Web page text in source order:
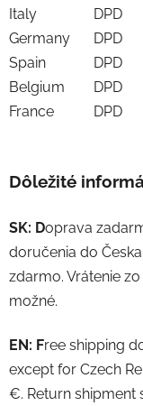
Italy
DPD
Germany
DPD
Spain
DPD
Belgium
DPD
France
DPD
Dôležité
SK: Doprava
doručenia do
zdarmo. Vrátenie
možné.
EN: Free shipping
except for Czech
€. Return shipment